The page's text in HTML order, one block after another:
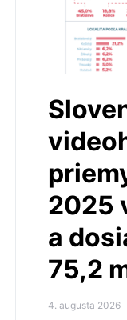
2025
a
75,2
4. augusta 2026